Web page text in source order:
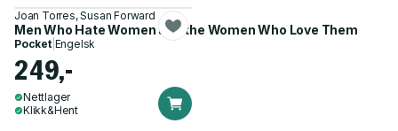
Joan Torres, Susan Forward
Men Who Hate Women and the Women Who Love Them
Pocket| Engelsk
249,-
Nettlager
Klikk&Hent